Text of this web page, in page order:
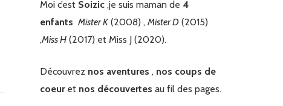
Moi c’est Soizic ,je suis maman de 4
enfants Mister K(2008) , Mister D (2015)
,Miss H (2017) et Miss J (2020).
Découvrez nos aventures , nos coups de
coeuret nos découvertes au fil des pages.